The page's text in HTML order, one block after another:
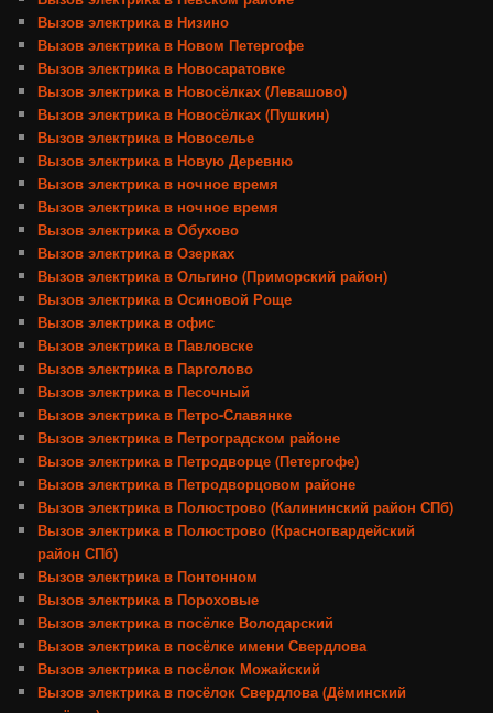
Вызов электрика в Низино
Вызов электрика в Новом Петергофе
Вызов электрика в Новосаратовке
Вызов электрика в Новосёлках (Левашово)
Вызов электрика в Новосёлках (Пушкин)
Вызов электрика в Новоселье
Вызов электрика в Новую Деревню
Вызов электрика в ночное время
Вызов электрика в ночное время
Вызов электрика в Обухово
Вызов электрика в Озерках
Вызов электрика в Ольгино (Приморский район)
Вызов электрика в Осиновой Роще
Вызов электрика в офис
Вызов электрика в Павловске
Вызов электрика в Парголово
Вызов электрика в Песочный
Вызов электрика в Петро-Славянке
Вызов электрика в Петроградском районе
Вызов электрика в Петродворце (Петергофе)
Вызов электрика в Петродворцовом районе
Вызов электрика в Полюстрово (Калининский район СПб)
Вызов электрика в Полюстрово (Красногвардейский
район СПб)
Вызов электрика в Понтонном
Вызов электрика в Пороховые
Вызов электрика в посёлке Володарский
Вызов электрика в посёлке имени Свердлова
Вызов электрика в посёлок Можайский
Вызов электрика в посёлок Свердлова (Дёминский